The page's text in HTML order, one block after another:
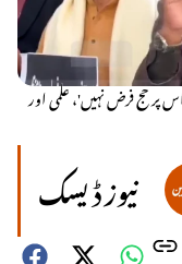
اس پر حج فرض نہیں'، علمی اور
نیوز ڈیسک